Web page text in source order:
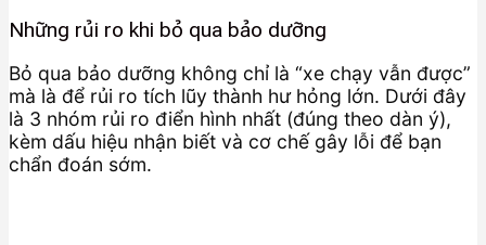
Những rủi ro khi bỏ qua bảo dưỡng
Bỏ qua bảo dưỡng không chỉ là “xe chạy vẫn được”
mà là để rủi ro tích lũy thành hư hỏng lớn. Dưới đây
là 3 nhóm rủi ro điển hình nhất (đúng theo dàn ý),
kèm dấu hiệu nhận biết và cơ chế gây lỗi để bạn
chẩn đoán sớm.